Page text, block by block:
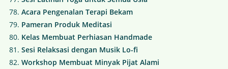
Acara Pengenalan Terapi Bekam
Pameran Produk Meditasi
Kelas Membuat Perhiasan Handmade
Sesi Relaksasi dengan Musik Lo-fi
Workshop Membuat Minyak Pijat Alami